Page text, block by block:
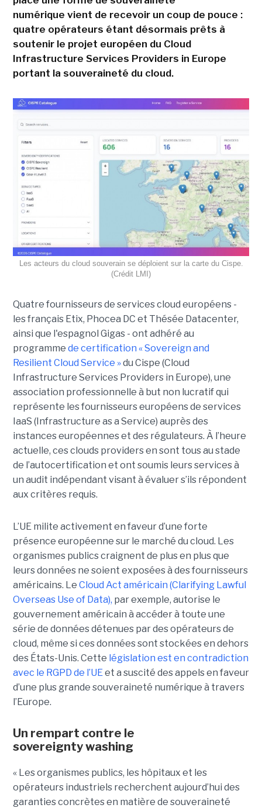
numérique vient de recevoir un coup de pouce :
quatre opérateurs étant désormais prêts à
soutenir le projet européen du Cloud
Infrastructure Services Providers in Europe
portant la souveraineté du cloud.
Les acteurs du cloud souverain se déploient sur la carte du Cispe.
(Crédit LMI)
Quatre fournisseurs de services cloud européens -
les français Etix, Phocea DC et Thésée Datacenter,
ainsi que l'espagnol Gigas - ont adhéré au
programme de certification « Sovereign and
Resilient Cloud Service »du Cispe (Cloud
Infrastructure Services Providers in Europe), une
association professionnelle à but non lucratif qui
représente les fournisseurs européens de services
IaaS (Infrastructure as a Service) auprès des
instances européennes et des régulateurs. À l’heure
actuelle, ces clouds providers en sont tous au stade
de l’autocertification et ont soumis leurs services à
un audit indépendant visant à évaluer s’ils répondent
aux critères requis.
L’UE milite activement en faveur d’une forte
présence européenne sur le marché du cloud. Les
organismes publics craignent de plus en plus que
leurs données ne soient exposées à des fournisseurs
américains. Le Cloud Act américain (Clarifying Lawful
Overseas Use of Data), par exemple, autorise le
gouvernement américain à accéder à toute une
série de données détenues par des opérateurs de
cloud, même si ces données sont stockées en dehors
des États-Unis. Cette législation est en contradiction
avec le RGPD de l’UEet a suscité des appels en faveur
d’une plus grande souveraineté numérique à travers
l’Europe.
Un rempart contre le
sovereignty washing
« Les organismes publics, les hôpitaux et les
opérateurs industriels recherchent aujourd’hui des
garanties concrètes en matière de souveraineté